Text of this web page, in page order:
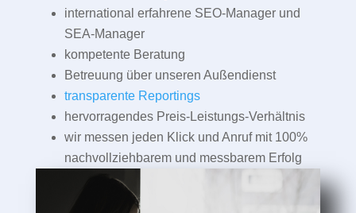
international erfahrene SEO-Manager und
SEA-Manager
kompetente Beratung
Betreuung über unseren Außendienst
transparente Reportings
hervorragendes Preis-Leistungs-Verhältnis
wir messen jeden Klick und Anruf mit 100%
nachvollziehbarem und messbarem Erfolg